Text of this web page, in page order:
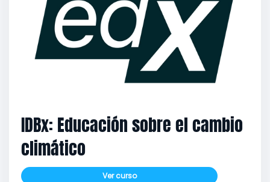
IDBx: Educación sobre el cambio
climático
Ver curso